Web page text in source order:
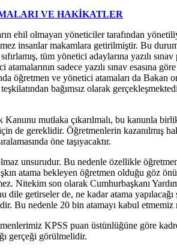
VE HAKİKATLER
ehil olmayan yöneticiler tarafından
insanlar makamlara getirilmiştir. Bu
tüm yönetici adaylarına yazılı
sadece yazılı sınav esasına
öğretmen ve yönetici atamaları da Bakan
bağımsız olarak
Kanunu mutlaka çıkarılmalı, bu kanunla
de gereklidir. Öğretmenlerin
öne taşıyacaktır.
unsurudur. Bu nedenle özellikle
atama bekleyen öğretmen olduğu göz
Nitekim son olarak Cumhurbaşkanı
dile getirseler de, ne kadar atama
Bu nedenle 20 bin atamayı kabul
KPSS puan üstünlüğüne göre
gerçeği görülmelidir.